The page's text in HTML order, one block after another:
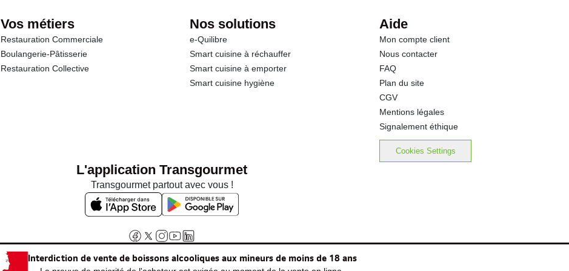
Vos métiers
Restauration Commerciale
Boulangerie-Pâtisserie
Restauration Collective
Nos solutions
e-Quilibre
Smart cuisine à réchauffer
Smart cuisine à emporter
Smart cuisine hygiène
Aide
Mon compte client
Nous contacter
FAQ
Plan du site
CGV
Mentions légales
Signalement éthique
Cookies Settings
L'application Transgourmet
Transgourmet partout avec vous !
Interdiction de vente de boissons alcooliques aux mineurs de moins de 18 ans